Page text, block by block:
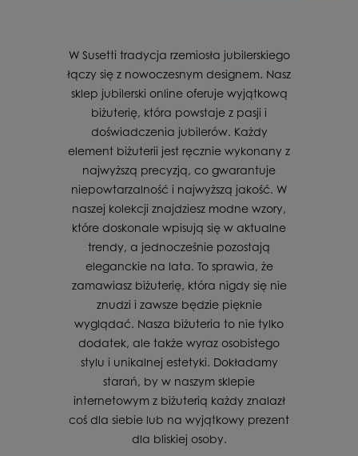
W Susetti tradycja rzemiosła jubilerskiego
łączy się z nowoczesnym designem. Nasz
sklep jubilerski online oferuje wyjątkową
biżuterię, która powstaje z pasji i
doświadczenia jubilerów. Każdy
element biżuterii jest ręcznie wykonany z
najwyższą precyzją, co gwarantuje
niepowtarzalność i najwyższą jakość. W
naszej kolekcji znajdziesz modne wzory,
które doskonale wpisują się w aktualne
trendy, a jednocześnie pozostają
eleganckie na lata. To sprawia, że
zamawiasz biżuterię, która nigdy się nie
znudzi i zawsze będzie pięknie
wyglądać. Nasza biżuteria to nie tylko
dodatek, ale także wyraz osobistego
stylu i unikalnej estetyki. Dokładamy
starań, by w naszym sklepie
internetowym z biżuterią każdy znalazł
coś dla siebie lub na wyjątkowy prezent
dla bliskiej osoby.